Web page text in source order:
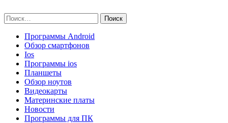
to
content
Найти:
Программы Android
Обзор смартфонов
Ios
Программы ios
Планшеты
Обзор ноутов
Видеокарты
Материнские платы
Новости
Программы для ПК